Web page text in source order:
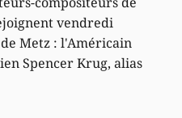
vendredi
Metz : l'Américain
Spencer Krug, alias